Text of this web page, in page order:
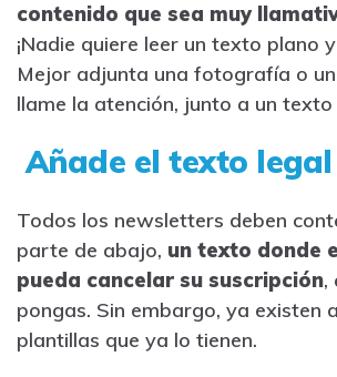
contenido que sea muy
¡Nadie quiere leer un texto plano
Mejor adjunta una fotografía o
llame la atención, junto a un texto
Añade el texto legal
Todos los newsletters deben
parte de abajo, un texto donde
pueda cancelar su suscripción,
pongas. Sin embargo, ya existen
plantillas que ya lo tienen.